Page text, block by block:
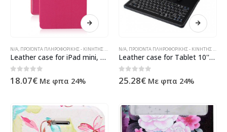
N/A, ΠΡΟΪΌΝΤΑ ΠΛΗΡΟΦΟΡΙΚΉΣ - ΚΙΝΗΤΉΣ ΤΗΛΕΦΩΝΊΑΣ - ΗΛΕΚΤΡΟΝΙΚΆ
Leather case for iPad mini, No brand cyclamen – 14715
0 out of 5
18.07€ Με φπα 24%
N/A, ΠΡΟΪΌΝΤΑ ΠΛΗΡΟΦΟΡΙΚΉΣ - ΚΙΝΗΤΉΣ ΤΗΛΕΦΩΝΊΑΣ - ΗΛΕΚΤΡΟΝΙΚΆ
Leather case for Tablet 10''-14029
0out of 5
25.28€ Με φπα 24%